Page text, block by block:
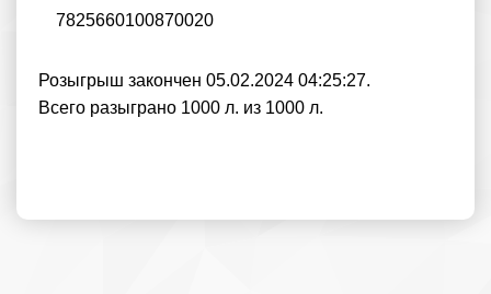
7825660100870020
Розыгрыш закончен 05.02.2024 04:25:27.
Всего разыграно 1000 л. из 1000 л.